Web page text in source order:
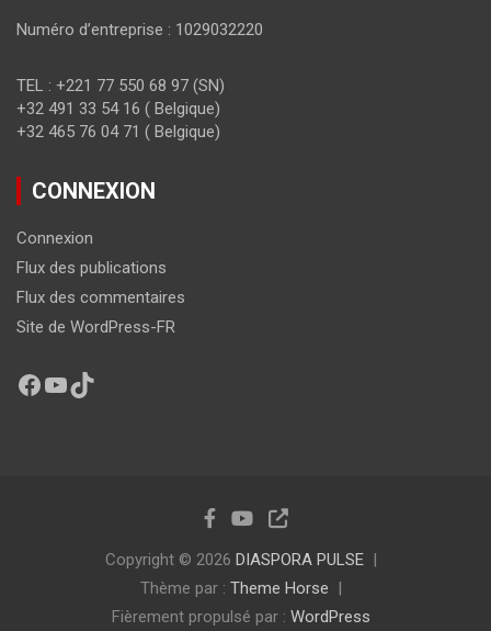
Numéro d’entreprise : 1029032220
TEL : +221 77 550 68 97 (SN)
+32 491 33 54 16 ( Belgique)
+32 465 76 04 71 ( Belgique)
CONNEXION
Connexion
Flux des publications
Flux des commentaires
Site de WordPress-FR
Copyright © 2026 DIASPORA PULSE
Thème par : Theme Horse
Fièrement propulsé par : WordPress